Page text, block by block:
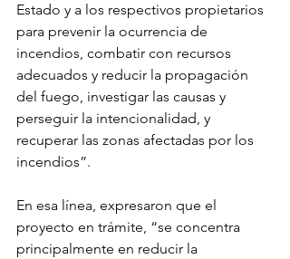
Estado y a los respectivos propietarios
para prevenir la ocurrencia de
incendios, combatir con recursos
adecuados y reducir la propagación
del fuego, investigar las causas y
perseguir la intencionalidad, y
recuperar las zonas afectadas por los
incendios”.
En esa línea, expresaron que el
proyecto en trámite, “se concentra
principalmente en reducir la